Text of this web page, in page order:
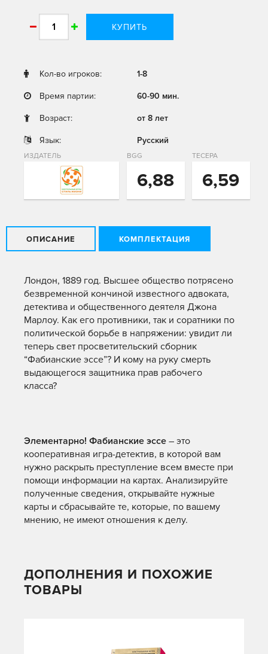
КУПИТЬ
Кол-во игроков: 1-8
Время партии: 60-90 мин.
Возраст: от 8 лет
Язык: Русский
ИЗДАТЕЛЬ BGG
6,88
ТЕСЕРА
6,59
ОПИСАНИЕ КОМПЛЕКТАЦИЯ
Лондон, 1889 год. Высшее общество потрясено
безвременной кончиной известного адвоката,
детектива и общественного деятеля Джона
Марлоу. Как его противники, так и соратники по
политической борьбе в напряжении: увидит ли
теперь свет просветительский сборник
“Фабианские эссе”? И кому на руку смерть
выдающегося защитника прав рабочего
класса?
Элементарно! Фабианские эссе – это
кооперативная игра-детектив, в которой вам
нужно раскрыть преступление всем вместе при
помощи информации на картах. Анализируйте
полученные сведения, открывайте нужные
карты и сбрасывайте те, которые, по вашему
мнению, не имеют отношения к делу.
ДОПОЛНЕНИЯ И ПОХОЖИЕ
ТОВАРЫ